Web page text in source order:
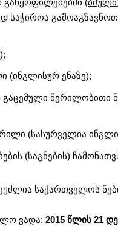
საჭიროა
(ინგლისურ ენაზე);
გაცემული წერილობითი
(სასურველია
(საგნების)
საქართველოს
ვადა: 2015 წლის 21